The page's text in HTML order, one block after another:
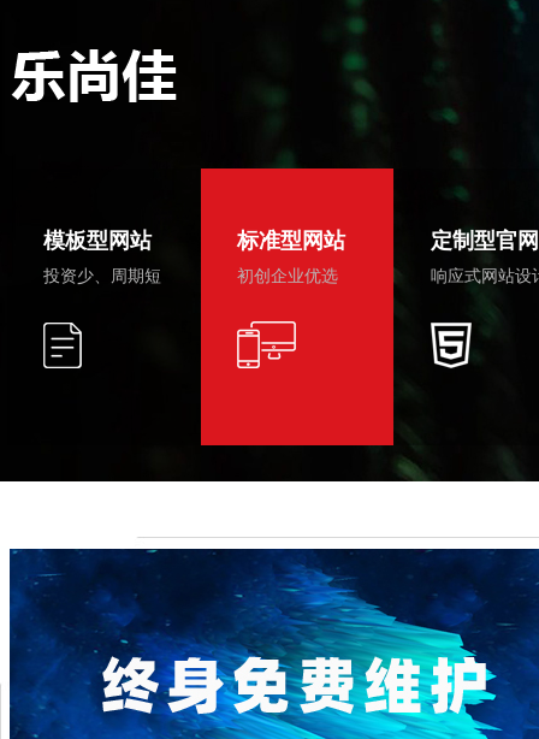
模板型网站
投资少、周期短
标准型网站
初创企业优选
定制型官网
响应式网站设